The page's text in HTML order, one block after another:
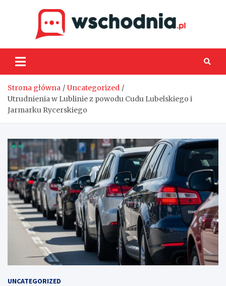
Strona główna
Uncategorized
Utrudnienia w Lublinie z powodu Cudu Lubelskiego i
Jarmarku Rycerskiego
UNCATEGORIZED